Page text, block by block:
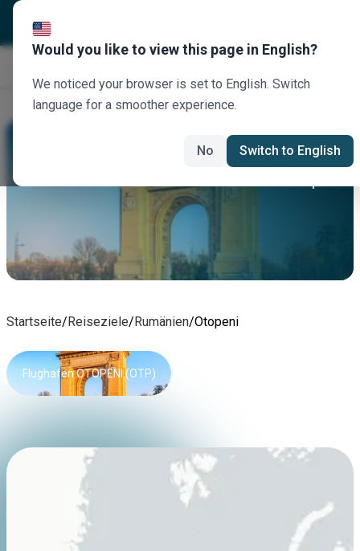
Otopeni Autovermietung
Startseite/Reiseziele/Rumänien/Otopeni
Flughafen OTOPENI (OTP)
Would you like to view this page in English?
We noticed your browser is set to English. Switch
language for a smoother experience.
No Switch to English